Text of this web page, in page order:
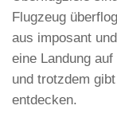
Flugzeug
aus imposant
eine Landung
und trotzdem
entdecken.